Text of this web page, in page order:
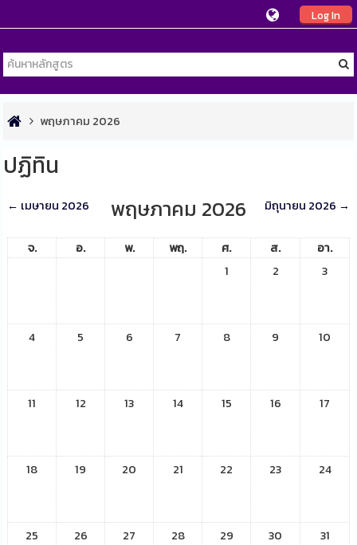
Log In
พฤษภาคม 2026
ปฏิทิน
← เมษายน 2026 พฤษภาคม 2026 มิถุนายน 2026 →
จ. อ. พ. พฤ. ศ. ส.
อา.
1
2 3
4 5 6 7 8 9 10
11 12 13 14 15 16 17
18 19 20 21 22 23 24
25 26 27 28 29 30 31